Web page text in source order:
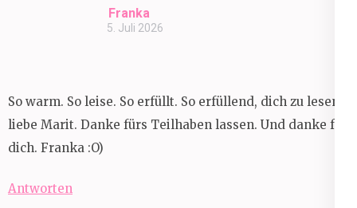
Franka
5. Juli 2026
So warm. So leise. So erfüllt. So erfüllend, dich zu lesen,
liebe Marit. Danke fürs Teilhaben lassen. Und danke für
dich. Franka :O)
Antworten